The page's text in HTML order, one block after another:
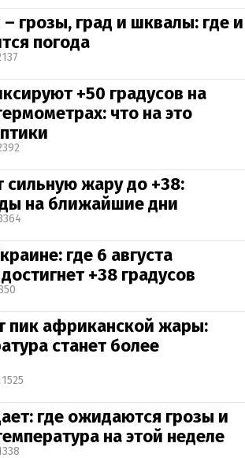
грозы, град и шквалы: где и
погода
+50 градусов на
что на это
сильную жару до +38:
на ближайшие дни
где 6 августа
+38 градусов
пик африканской жары:
станет более
где ожидаются грозы и
на этой неделе